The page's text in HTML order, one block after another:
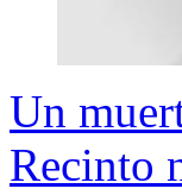
Un
Recinto